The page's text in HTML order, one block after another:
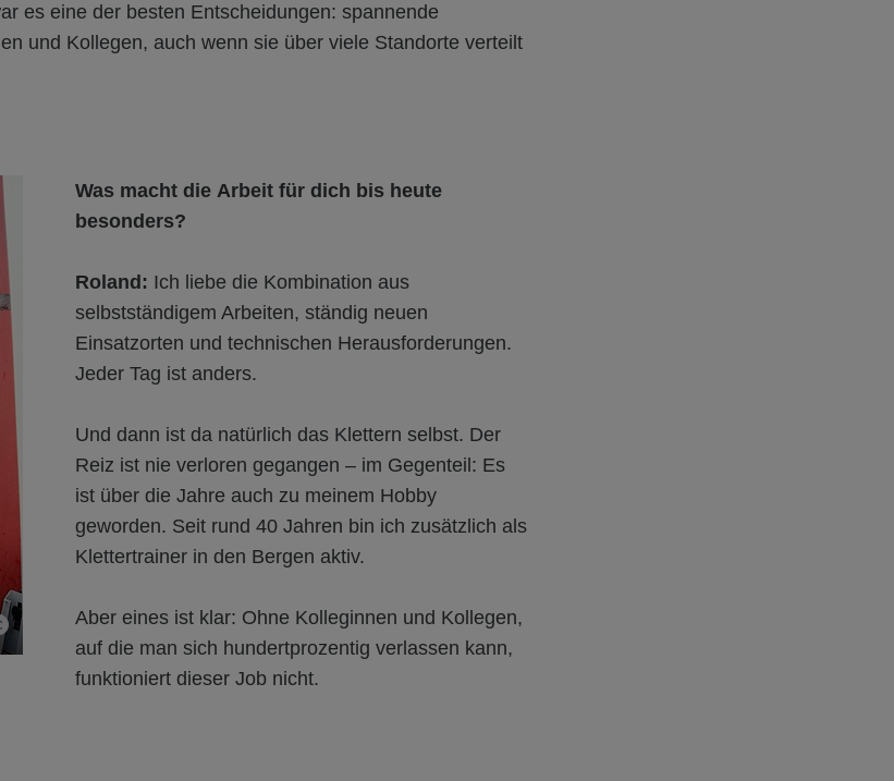
es eine der besten Entscheidungen: spannende
und Kollegen, auch wenn sie über viele Standorte verteilt
Was macht die Arbeit für dich bis heute
besonders?
Roland: Ich liebe die Kombination aus
selbstständigem Arbeiten, ständig neuen
Einsatzorten und technischen Herausforderungen.
Jeder Tag ist anders.
Und dann ist da natürlich das Klettern selbst. Der
Reiz ist nie verloren gegangen – im Gegenteil: Es
ist über die Jahre auch zu meinem Hobby
geworden. Seit rund 40 Jahren bin ich zusätzlich als
Klettertrainer in den Bergen aktiv.
Aber eines ist klar: Ohne Kolleginnen und Kollegen,
auf die man sich hundertprozentig verlassen kann,
funktioniert dieser Job nicht.